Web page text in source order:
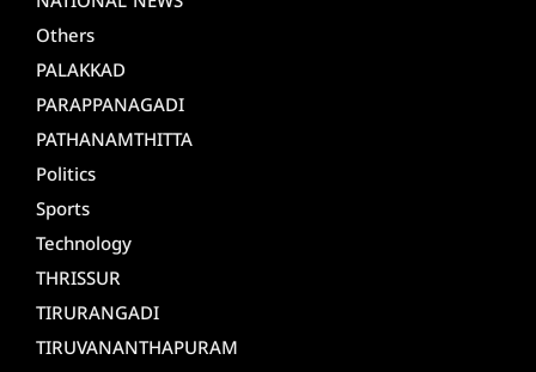
Others
PALAKKAD
PARAPPANAGADI
PATHANAMTHITTA
Politics
Sports
Technology
THRISSUR
TIRURANGADI
TIRUVANANTHAPURAM